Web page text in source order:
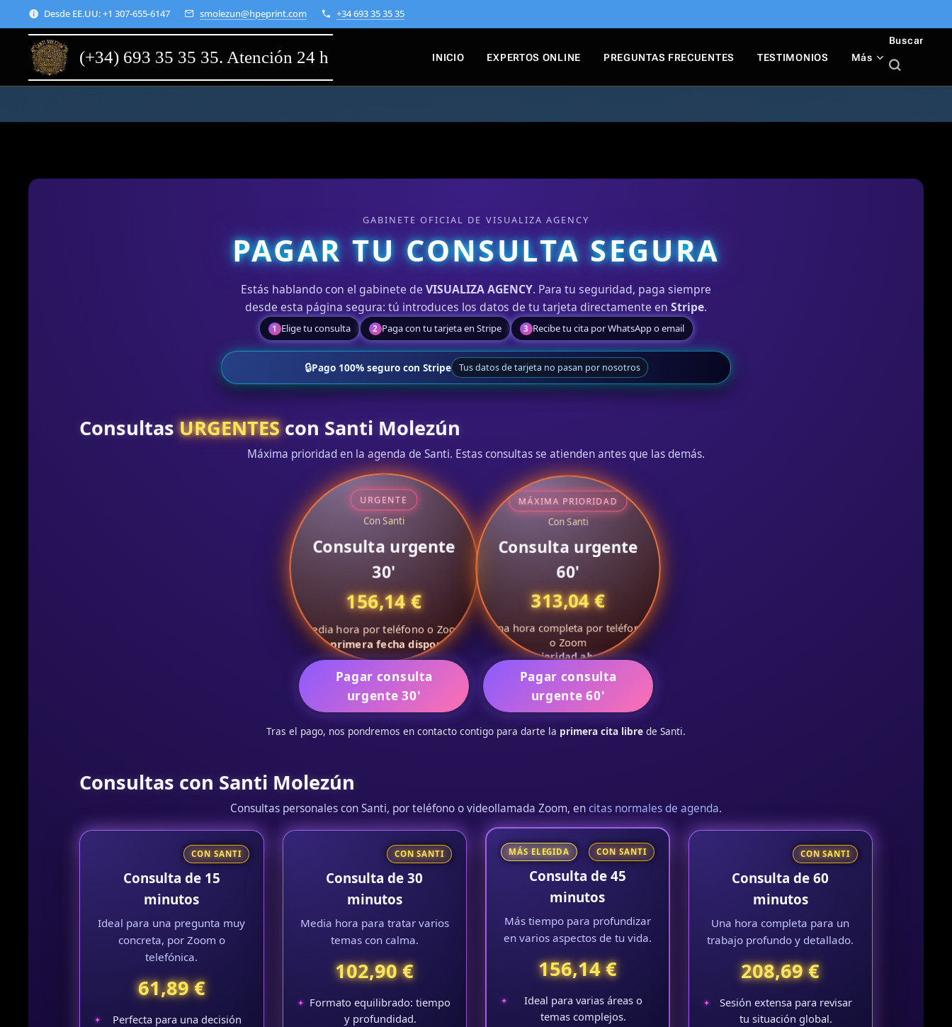
Desde EE.UU: +1 307-655-6147 smolezun@hpeprint.com +34 693 35 35 35
(+34) 693 35 35 35. Atención 24 h INICIO EXPERTOS ONLINE PREGUNTAS FRECUENTES TESTIMONIOS Más
Buscar
GABINETE OFICIAL DE VISUALIZA AGENCY
PAGAR TU CONSULTA SEGURA
Estás hablando con el gabinete de VISUALIZA AGENCY. Para tu seguridad, paga siempre
desde esta página segura: tú introduces los datos de tu tarjeta directamente en Stripe.
1 Elige tu consulta 2 Paga con tu tarjeta en Stripe 3 Recibe tu cita por WhatsApp o email
🔒Pago 100% seguro con Stripe Tus datos de tarjeta no pasan por nosotros
ConsultasURGENTEScon Santi Molezún
Máxima prioridad en la agenda de Santi. Estas consultas se atienden antes que las demás.
URGENTE
Con Santi
Consulta urgente
30'
156,14 €
Media hora por teléfono o Zoom
en laprimera fecha disponible
Para 1–2 temas clave que no pueden
esperar.
Prioridad sobre consultas normales.
Pagar consulta
urgente 30'
MÁXIMA PRIORIDAD
Con Santi
Consulta urgente
60'
313,04 €
Una hora completa por teléfono
o Zoom
conprioridad absoluta.
Para situaciones complejas o varios
temas importantes.
Más tiempo para profundizar sin
prisas.
Pagar consulta
urgente 60'
Tras el pago, nos pondremos en contacto contigo para darte la primera cita libre de Santi.
Consultas con Santi Molezún
Consultas personales con Santi, por teléfono o videollamada Zoom, en citas normales de agenda.
CON SANTI
Consulta de 15
minutos
Ideal para una pregunta muy
concreta, por Zoom o
telefónica.
61,89 €
Perfecta para una decisión
CON SANTI
Consulta de 30
minutos
Media hora para tratar varios
temas con calma.
102,90 €
Formato equilibrado: tiempo
y profundidad.
MÁS ELEGIDA CON SANTI
Consulta de 45
minutos
Más tiempo para profundizar
en varios aspectos de tu vida.
156,14 €
Ideal para varias áreas o
temas complejos.
CON SANTI
Consulta de 60
minutos
Una hora completa para un
trabajo profundo y detallado.
208,69 €
Sesión extensa para revisar
tu situación global.